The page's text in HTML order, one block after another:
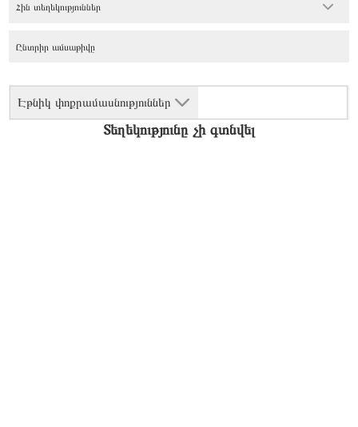
Էթնիկ փոքրամասնություններ
Հին տեղեկություններ
Տեղեկությունը չի գտնվել